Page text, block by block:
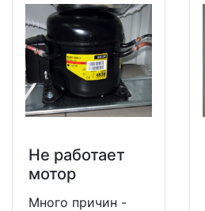
Не работает
мотор
Много причин -